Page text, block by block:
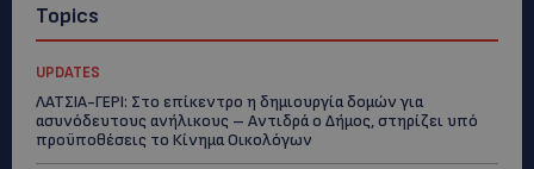
Topics
UPDATES
ΛΑΤΣΙΑ-ΓΕΡΙ: Στο επίκεντρο η δημιουργία δομών για
ασυνόδευτους ανήλικους – Αντιδρά ο Δήμος, στηρίζει υπό
προϋποθέσεις το Κίνημα Οικολόγων